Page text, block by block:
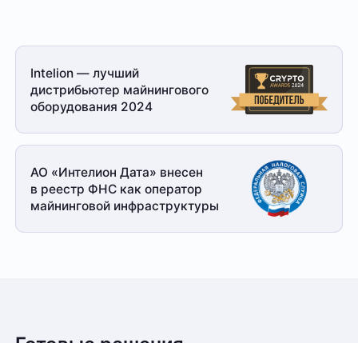
Intelion — лучший
дистрибьютер майнингового
оборудования 2024
АО «Интелион Дата» внесен
в реестр ФНС как оператор
майнинговой инфраструктуры